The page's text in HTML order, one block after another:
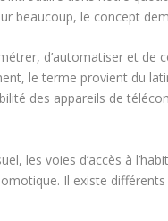
beaucoup, le concept
d’automatiser et de
le terme provient du
des appareils de
les voies d’accès à
Il existe différents